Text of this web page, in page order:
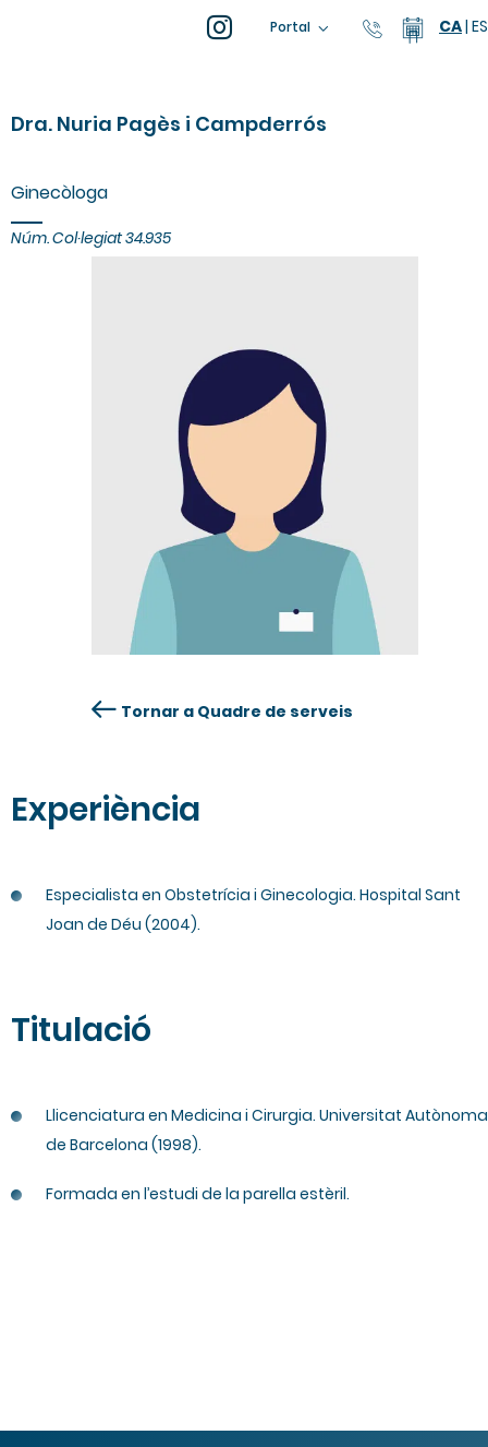
Portal 93 805 04
CA| ES
Dra. Nuria Pagès i Campderrós
Ginecòloga
Núm. Col·legiat34.935
Experiència
Especialista en Obstetrícia i Ginecologia. Hospital Sant
Joan de Déu (2004).
Titulació
Llicenciatura en Medicina i Cirurgia. Universitat Autònoma
de Barcelona (1998).
Formada en l’estudi de la parella estèril.
Tornar a Quadre de serveis